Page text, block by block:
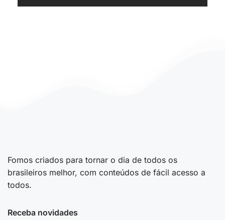
Fomos criados para tornar o dia de todos os
brasileiros melhor, com conteúdos de fácil acesso a
todos.
Receba novidades